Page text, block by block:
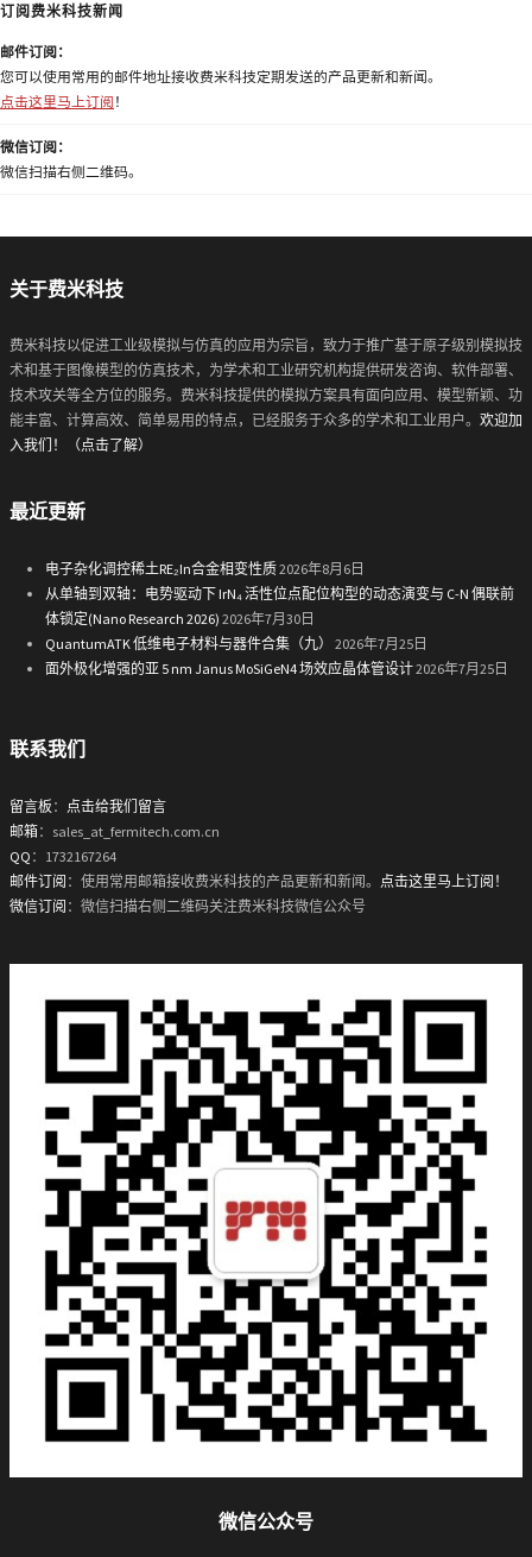
订阅费米科技新闻
邮件订阅：
您可以使用常用的邮件地址接收费米科技定期发送的产品更新和新闻。
点击这里马上订阅 ！
微信订阅：
微信扫描右侧二维码。
关于费米科技
费米科技以促进工业级模拟与仿真的应用为宗旨，致力于推广基于原子级别模拟技
术和基于图像模型的仿真技术，为学术和工业研究机构提供研发咨询、软件部署、
技术攻关等全方位的服务。费米科技提供的模拟方案具有面向应用、模型新颖、功
能丰富、计算高效、简单易用的特点，已经服务于众多的学术和工业用户。 欢迎加
入我们！（点击了解）
最近更新
电子杂化调控稀土RE₂In合金相变性质2026年8月6日
从单轴到双轴：电势驱动下 IrN₄ 活性位点配位构型的动态演变与 C-N 偶联前
体锁定(Nano Research 2026) 2026年7月30日
QuantumATK 低维电子材料与器件合集（九）
2026年7月25日
面外极化增强的亚 5 nm Janus MoSiGeN4 场效应晶体管设计2026年7月25日
联系我们
留言板 ： 点击给我们留言
邮箱：sales_at_fermitech.com.cn
QQ ：1732167264
邮件订阅 ：使用常用邮箱接收费米科技的产品更新和新闻。 点击这里马上订阅！
微信订阅 ：微信扫描右侧二维码关注费米科技微信公众号
微信公众号